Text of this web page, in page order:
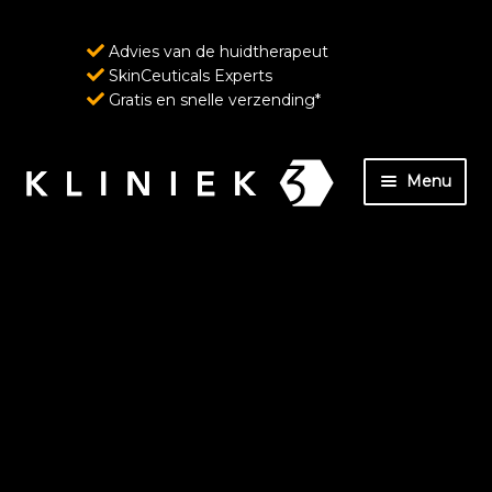
Advies van de huidtherapeut
SkinCeuticals Experts
Gratis en snelle verzending*
Ga
door
Ga
naar
Menu